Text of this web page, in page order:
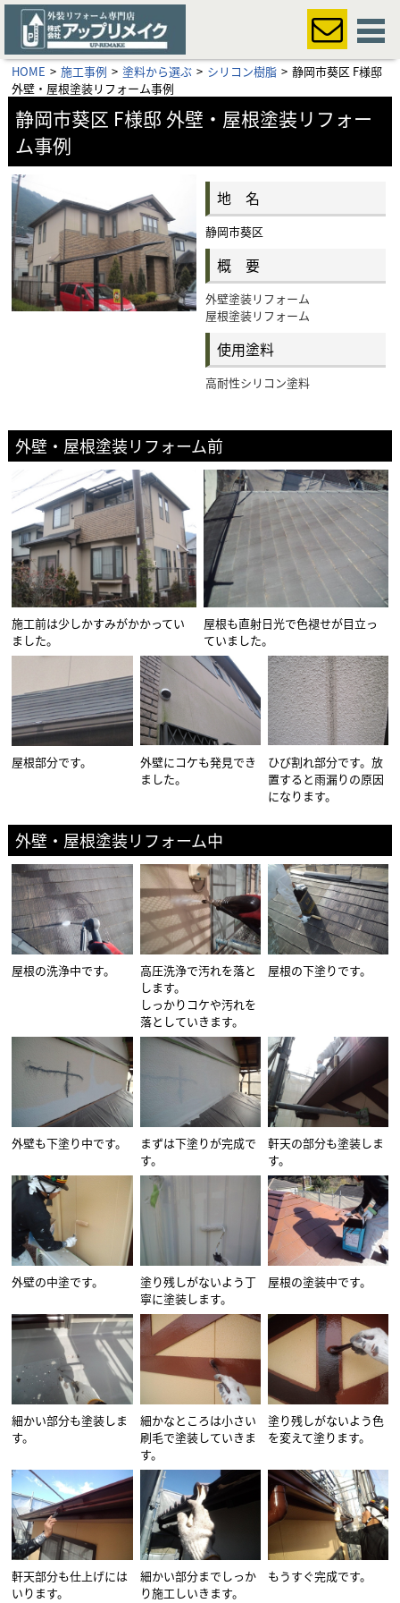
HOME 施工事例 塗料から選ぶ シリコン樹脂
静岡市葵区 F様邸
外壁・屋根塗装リフォーム事例
静岡市葵区 F様邸 外壁・屋根塗装リフォー
ム事例
地 名
静岡市葵区
概 要
外壁塗装リフォーム
屋根塗装リフォーム
使用塗料
高耐性シリコン塗料
外壁・屋根塗装リフォーム前
施工前は少しかすみがかかってい
ました。
屋根も直射日光で色褪せが目立っ
ていました。
屋根部分です。
外壁にコケも発見でき
ました。
ひび割れ部分です。放
置すると雨漏りの原因
になります。
外壁・屋根塗装リフォーム中
屋根の洗浄中です。
高圧洗浄で汚れを落と
します。
しっかりコケや汚れを
落としていきます。
屋根の下塗りです。
外壁も下塗り中です。
まずは下塗りが完成で
す。
軒天の部分も塗装しま
す。
外壁の中塗です。
塗り残しがないよう丁
寧に塗装します。
屋根の塗装中です。
細かい部分も塗装しま
す。
細かなところは小さい
刷毛で塗装していきま
す。
塗り残しがないよう色
を変えて塗ります。
軒天部分も仕上げには
いります。
細かい部分までしっか
り施工しいきます。
もうすぐ完成です。